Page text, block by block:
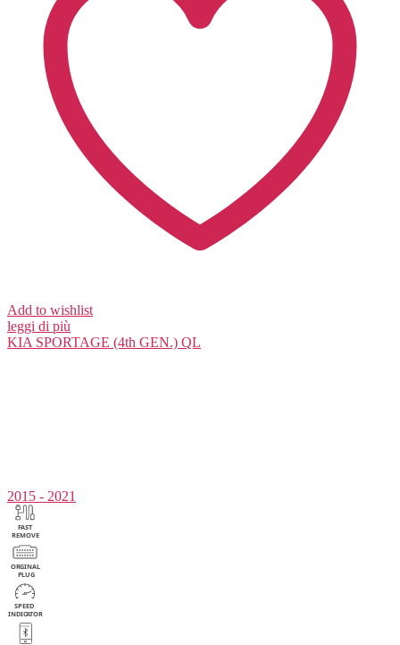
Add to wishlist
leggi di più
KIA SPORTAGE (4th GEN.) QL
2015 - 2021